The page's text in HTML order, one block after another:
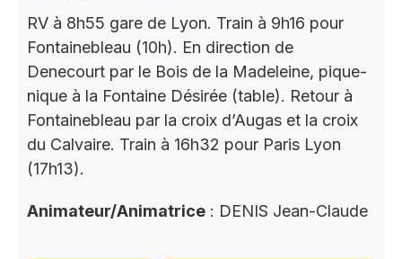
RV à 8h55 gare de Lyon. Train à 9h16 pour
Fontainebleau (10h). En direction de
Denecourt par le Bois de la Madeleine, pique-
nique à la Fontaine Désirée (table). Retour à
Fontainebleau par la croix d’Augas et la croix
du Calvaire. Train à 16h32 pour Paris Lyon
(17h13).
Animateur/Animatrice : DENIS Jean-Claude